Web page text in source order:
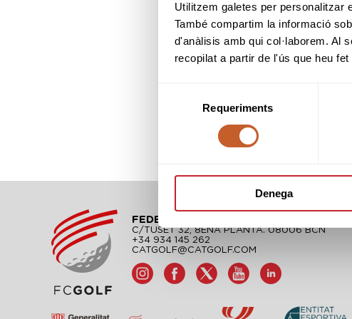
Utilitzem galetes per personalitzar
També compartim la informació
d'anàlisis amb qui col·laborem. Al
recopilat a partir de l'ús que heu
consentiment
Requeriments
Denega
FEDERACIÓ CATALANA DE GOLF
C/TUSET 32, 8ÈNA PLANTA. 08006 BCN
+34 934 145 262
CATGOLF@CATGOLF.COM